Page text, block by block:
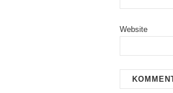
Website